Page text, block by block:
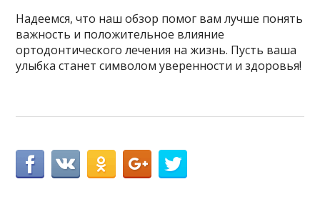
Надеемся, что наш обзор помог вам лучше понять
важность и положительное влияние
ортодонтического лечения на жизнь. Пусть ваша
улыбка станет символом уверенности и здоровья!